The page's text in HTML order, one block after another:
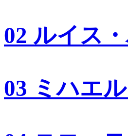
02 ルイス
03 ミハエ